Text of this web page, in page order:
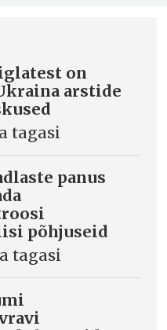
on
arstide
tagasi
panus
põhjuseid
tagasi